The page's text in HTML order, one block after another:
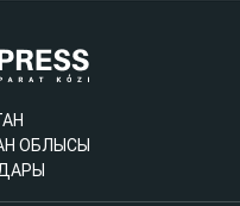
ОБЛЫСЫ